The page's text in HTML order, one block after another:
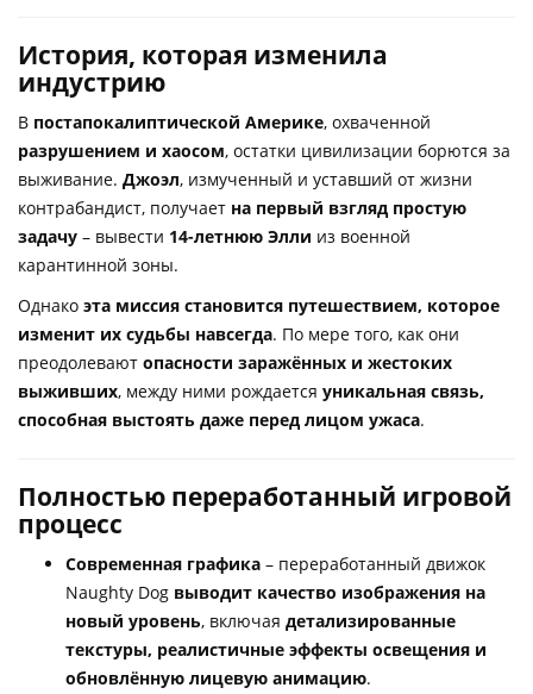
История, которая изменила
индустрию
В постапокалиптической Америке, охваченной
разрушением и хаосом, остатки цивилизации борются за
выживание. Джоэл, измученный и уставший от жизни
контрабандист, получает на первый взгляд простую
задачу – вывести 14-летнюю Элли из военной
карантинной зоны.
Однако эта миссия становится путешествием, которое
изменит их судьбы навсегда. По мере того, как они
преодолевают опасности заражённых и жестоких
выживших, между ними рождается уникальная связь,
способная выстоять даже перед лицом ужаса.
Полностью переработанный игровой
процесс
Современная графика – переработанный движок
Naughty Dog выводит качество изображения на
новый уровень, включая детализированные
текстуры, реалистичные эффекты освещения и
обновлённую лицевую анимацию.